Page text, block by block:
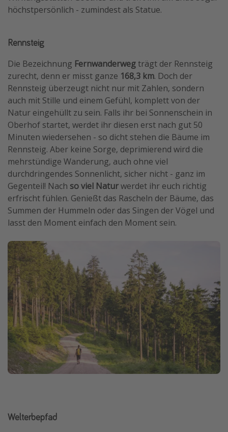
höchstpersönlich - zumindest als Statue.
Rennsteig
Die Bezeichnung Fernwanderweg trägt der Rennsteig
zurecht, denn er misst ganze 168,3 km. Doch der
Rennsteig überzeugt nicht nur mit Zahlen, sondern
auch mit Stille und einem Gefühl, komplett von der
Natur eingehüllt zu sein. Falls ihr bei Sonnenschein in
Oberhof startet, werdet ihr diesen erst nach gut 50
Minuten wiedersehen - so dicht stehen die Bäume im
Rennsteig. Aber keine Sorge, deprimierend wird die
mehrstündige Wanderung, auch ohne viel
durchdringendes Sonnenlicht, sicher nicht - ganz im
Gegenteil! Nach so viel Naturwerdet ihr euch richtig
erfrischt fühlen. Genießt das Rascheln der Bäume, das
Summen der Hummeln oder das Singen der Vögel und
lasst den Moment einfach den Moment sein.
Welterbepfad